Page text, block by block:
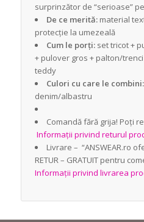
surprinzător de “serioase”
De ce merită: material
protecție la umezeală
Cum le porți:set tricot +
+ pulover gros + palton/trenci
teddy
Culori cu care le combini:
denim/albastru
Comandă fără grija! Poți
Informații privind returul
Livrare – “ANSWEAR.ro
RETUR – GRATUIT pentru
Informații privind livrarea